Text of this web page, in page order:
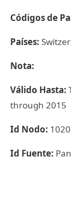
Códigos de
Países:
Nota:
Válido Hasta:
through 2015
Id Nodo:
Id Fuente: